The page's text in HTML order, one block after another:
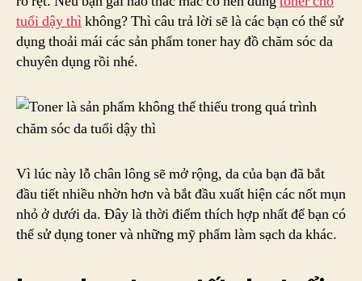
tuổi dậy thìkhông? Thì câu trả lời sẽ là các bạn có thể sử
dụng thoải mái các sản phẩm toner hay đồ chăm sóc da
chuyên dụng rồi nhé.
Vì lúc này lỗ chân lông sẽ mở rộng, da của bạn đã bắt
đầu tiết nhiều nhờn hơn và bắt đầu xuất hiện các nốt mụn
nhỏ ở dưới da. Đây là thời điểm thích hợp nhất để bạn có
thể sử dụng toner và những mỹ phẩm làm sạch da khác.